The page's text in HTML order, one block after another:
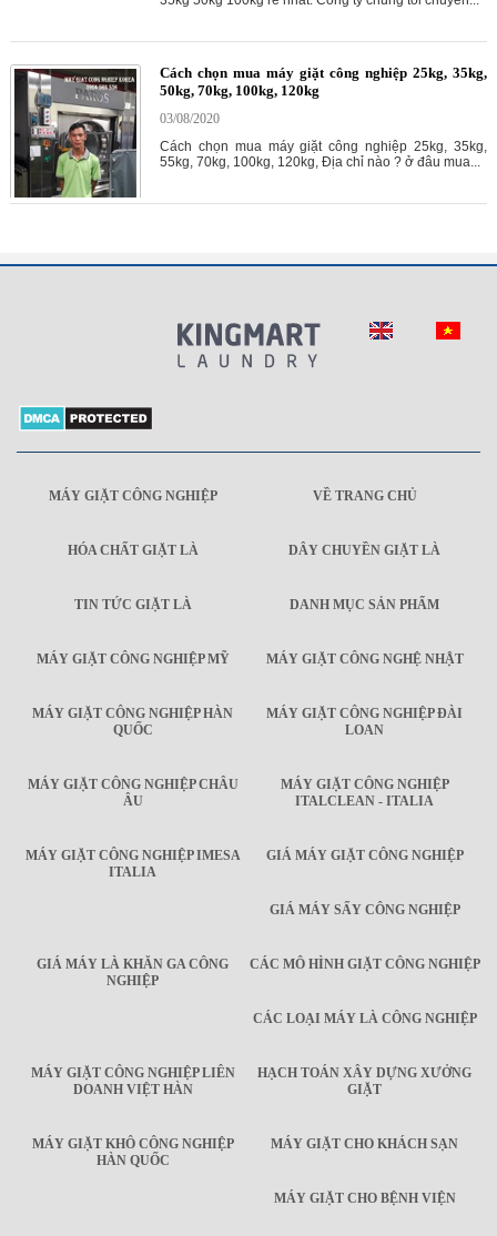
Cách chọn mua máy giặt công nghiệp 25kg, 35kg,
50kg, 70kg, 100kg, 120kg
03/08/2020
Cách chọn mua máy giặt công nghiệp 25kg, 35kg,
55kg, 70kg, 100kg, 120kg, Địa chỉ nào ? ở đâu mua...
MÁY GIẶT CÔNG NGHIỆP VỀ TRANG CHỦ
HÓA CHẤT GIẶT LÀ DÂY CHUYỀN GIẶT LÀ
TIN TỨC GIẶT LÀ DANH MỤC SẢN PHẨM
MÁY GIẶT CÔNG NGHIỆP MỸ MÁY GIẶT CÔNG NGHỆ NHẬT
MÁY GIẶT CÔNG NGHIỆP HÀN
QUỐC
MÁY GIẶT CÔNG NGHIỆP ĐÀI
LOAN
MÁY GIẶT CÔNG NGHIỆP CHÂU
ÂU
MÁY GIẶT CÔNG NGHIỆP
ITALCLEAN - ITALIA
MÁY GIẶT CÔNG NGHIỆP IMESA
ITALIA
GIÁ MÁY GIẶT CÔNG NGHIỆP
GIÁ MÁY SẤY CÔNG NGHIỆP
GIÁ MÁY LÀ KHĂN GA CÔNG
NGHIỆP
CÁC MÔ HÌNH GIẶT CÔNG NGHIỆP
CÁC LOẠI MÁY LÀ CÔNG NGHIỆP
MÁY GIẶT CÔNG NGHIỆP LIÊN
DOANH VIỆT HÀN
HẠCH TOÁN XÂY DỰNG XƯỞNG
GIẶT
MÁY GIẶT KHÔ CÔNG NGHIỆP
HÀN QUỐC
MÁY GIẶT CHO KHÁCH SẠN
MÁY GIẶT CHO BỆNH VIỆN